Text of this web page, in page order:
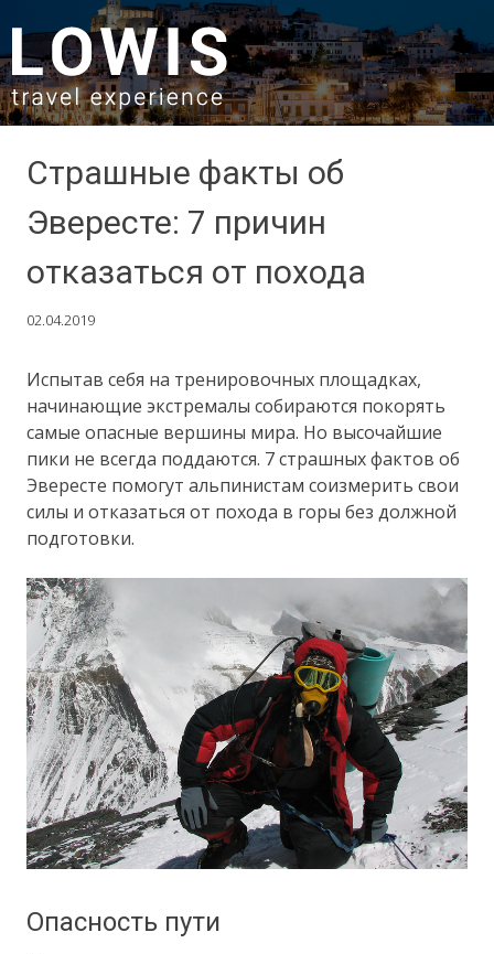
SKIP TO CONTENT
Страшные факты об
Эвересте: 7 причин
отказаться от похода
02.04.2019
Испытав себя на тренировочных площадках,
начинающие экстремалы собираются покорять
самые опасные вершины мира. Но высочайшие
пики не всегда поддаются. 7 страшных фактов об
Эвересте помогут альпинистам соизмерить свои
силы и отказаться от похода в горы без должной
подготовки.
Опасность пути